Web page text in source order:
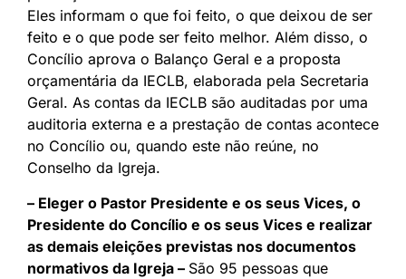
Eles informam o que foi feito, o que deixou de ser
feito e o que pode ser feito melhor. Além disso, o
Concílio aprova o Balanço Geral e a proposta
orçamentária da IECLB, elaborada pela Secretaria
Geral. As contas da IECLB são auditadas por uma
auditoria externa e a prestação de contas acontece
no Concílio ou, quando este não reúne, no
Conselho da Igreja.
– Eleger o Pastor Presidente e os seus Vices, o
Presidente do Concílio e os seus Vices e realizar
as demais eleições previstas nos documentos
normativos da Igreja – São 95 pessoas que